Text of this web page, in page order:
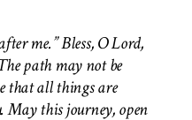
me.” Bless, O Lord,
path may not be
that all things are
May this journey, open